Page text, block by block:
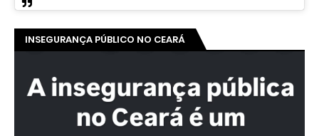
INSEGURANÇA PÚBLICO NO CEARÁ